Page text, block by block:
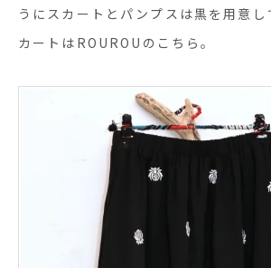
うにスカートとパンプスは黒を用意し
カートはROUROUのこちら。